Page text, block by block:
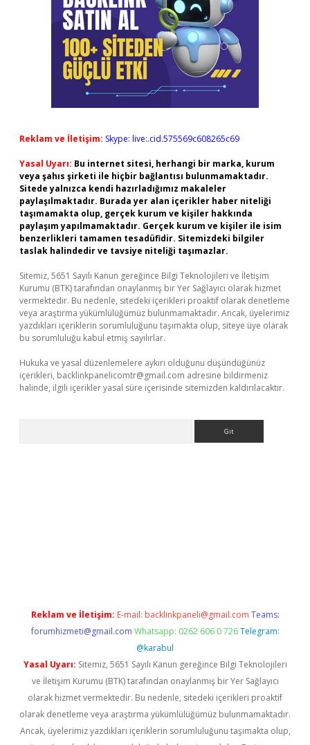
Reklam ve İletişim: Skype: live:.cid.575569c608265c69
Yasal Uyarı: Bu internet sitesi, herhangi bir marka, kurum
veya şahıs şirketi ile hiçbir bağlantısı bulunmamaktadır.
Sitede yalnızca kendi hazırladığımız makaleler
paylaşılmaktadır. Burada yer alan içerikler haber niteliği
taşımamakta olup, gerçek kurum ve kişiler hakkında
paylaşım yapılmamaktadır. Gerçek kurum ve kişiler ile isim
benzerlikleri tamamen tesadüfidir. Sitemizdeki bilgiler
taslak halindedir ve tavsiye niteliği taşımazlar.
Sitemiz, 5651 Sayılı Kanun gereğince Bilgi Teknolojileri ve İletişim
Kurumu (BTK) tarafından onaylanmış bir Yer Sağlayıcı olarak hizmet
vermektedir. Bu nedenle, sitedeki içerikleri proaktif olarak denetleme
veya araştırma yükümlülüğümüz bulunmamaktadır. Ancak, üyelerimiz
yazdıkları içeriklerin sorumluluğunu taşımakta olup, siteye üye olarak
bu sorumluluğu kabul etmiş sayılırlar.
Hukuka ve yasal düzenlemelere aykırı olduğunu düşündüğünüz
içerikleri, backlinkpanelicomtr@gmail.com adresine bildirmeniz
halinde, ilgili içerikler yasal süre içerisinde sitemizden kaldırılacaktır.
Reklam ve İletişim: E-mail: backlinkpaneli@gmail.com Teams:
forumhizmeti@gmail.com Whatsapp: 0262 606 0 726 Telegram:
@karabul
Yasal Uyarı: Sitemiz, 5651 Sayılı Kanun gereğince Bilgi Teknolojileri
ve İletişim Kurumu (BTK) tarafından onaylanmış bir Yer Sağlayıcı
olarak hizmet vermektedir. Bu nedenle, sitedeki içerikleri proaktif
olarak denetleme veya araştırma yükümlülüğümüz bulunmamaktadır.
Ancak, üyelerimiz yazdıkları içeriklerin sorumluluğunu taşımakta olup,